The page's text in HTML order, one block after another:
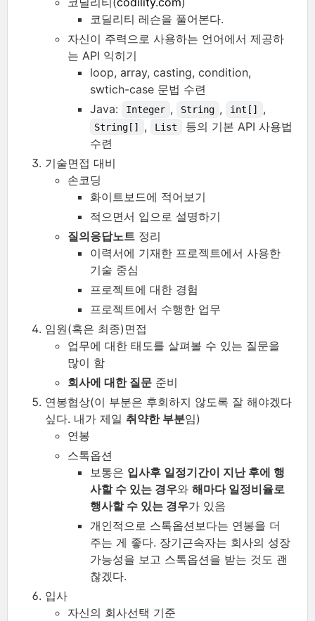
코딜리티 레슨을 풀어본다.
자신이 주력으로 사용하는 언어에서 제공하
는 API 익히기
loop, array, casting, condition,
swtich-case 문법 수련
Java:
Integer , String , int[] ,
String[] , List
등의 기본 API 사용법
수련
기술면접 대비
손코딩
화이트보드에 적어보기
적으면서 입으로 설명하기
질의응답노트 정리
이력서에 기재한 프로젝트에서 사용한
기술 중심
프로젝트에 대한 경험
프로젝트에서 수행한 업무
임원(혹은 최종)면접
업무에 대한 태도를 살펴볼 수 있는 질문을
많이 함
회사에 대한 질문 준비
연봉협상(이 부분은 후회하지 않도록 잘 해야겠다
싶다. 내가 제일 취약한 부분임)
연봉
스톡옵션
보통은 입사후 일정기간이 지난 후에 행
사할 수 있는 경우와 해마다 일정비율로
행사할 수 있는 경우가 있음
개인적으로 스톡옵션보다는 연봉을 더
주는 게 좋다. 장기근속자는 회사의 성장
가능성을 보고 스톡옵션을 받는 것도 괜
찮겠다.
입사
자신의 회사선택 기준